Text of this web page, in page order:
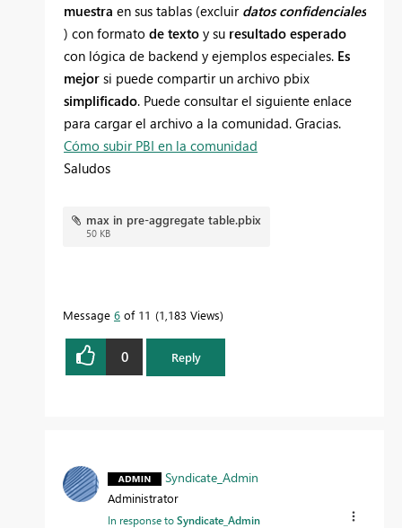
muestra en sus tablas (excluir datos confidenciales
) con formato de texto y su resultado esperado
con lógica de backend y ejemplos especiales. Es
mejor si puede compartir un archivo pbix
simplificado. Puede consultar el siguiente enlace
para cargar el archivo a la comunidad. Gracias.
Cómo subir PBI en la comunidad
Saludos
max in pre-aggregate table.pbix
50 KB
Message 6 of 11 1,183 Views
0 Reply
Syndicate_Admin
Administrator
In response toSyndicate_Admin